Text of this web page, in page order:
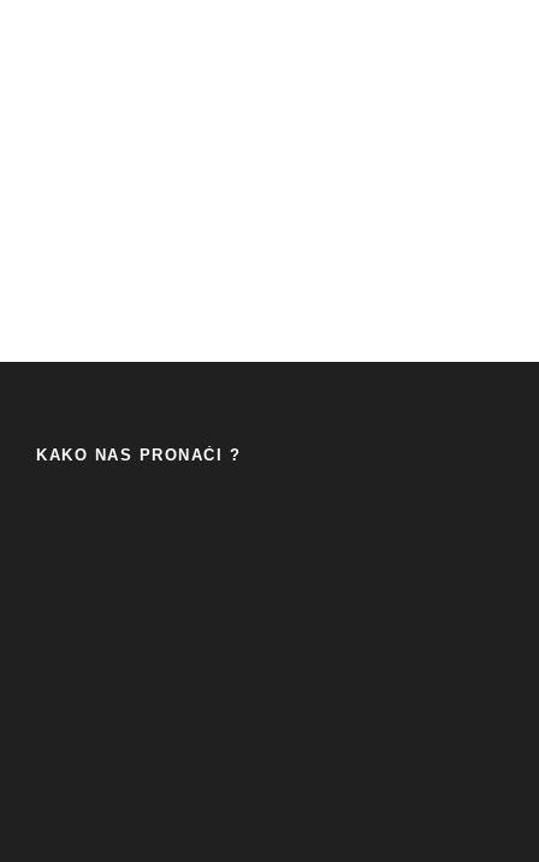
KAKO NAS PRONAĆI ?